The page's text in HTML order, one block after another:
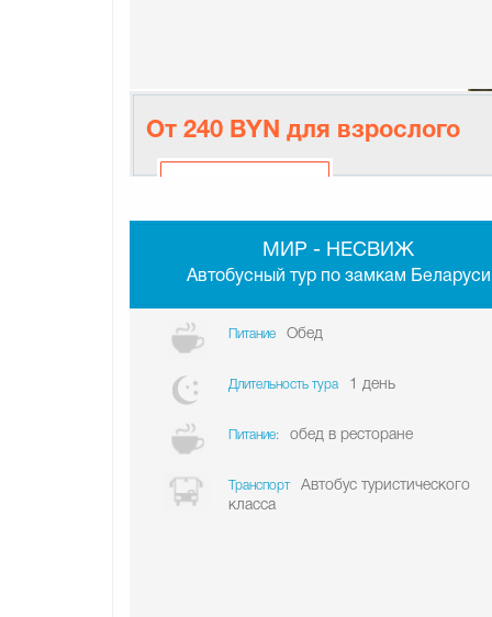
От 240 BYN для взрослого
МИР - НЕСВИЖ
Автобусный тур по замкам Беларуси
Питание Обед
Длительность тура 1 день
Питание: обед в ресторане
Транспорт
Автобус туристического
класса